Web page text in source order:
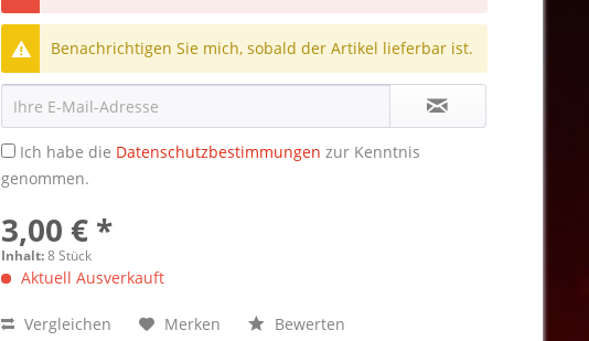
Benachrichtigen Sie mich, sobald der Artikel lieferbar ist.
Ich habe die Datenschutzbestimmungen zur Kenntnis
genommen.
3,00 € *
Inhalt:8 Stück
Aktuell Ausverkauft
Vergleichen Merken Bewerten